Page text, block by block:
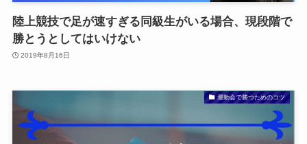
陸上競技で足が速すぎる同級生がいる場合、現段階で
勝とうとしてはいけない
2019年8月16日
運動会で勝つためのコツ